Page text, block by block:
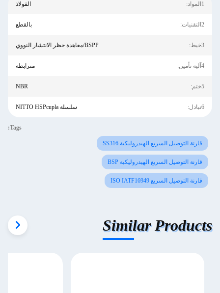
1المواد: الفولاذ
2التقنيات: بالقطع
3خيط: BSPP/معاهدة حظر الانتشار النووي
4آلية تأمين: مترابطة
5ختم: NBR
6تبادل: سلسلة NITTO HSPcupla
Tags:
قارنة التوصيل السريع الهيدروليكية SS316
قارنة التوصيل السريع الهيدروليكية BSP
قارنة التوصيل السريع ISO IATF16949
Similar Products